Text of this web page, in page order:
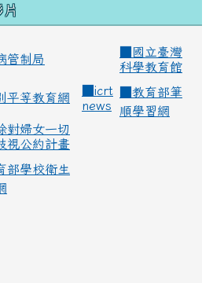
管制局
國立臺灣
科學教育館
平等教育網
icrt
news
教育部筆
順學習網
對婦女一切
視公約計畫
部學校衛生